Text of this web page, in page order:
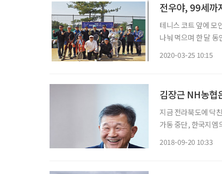
전우야, 99세까
테니스 코트 앞에 모
나눠 먹으며 한 달
2020-03-25 10:15
김장근 NH농협
지금 전라북도에 닥
가동 중단, 한국지엠
2018-09-20 10:33